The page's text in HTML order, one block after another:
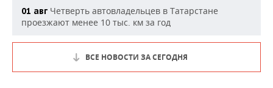
01 авг Четверть автовладельцев в Татарстане
проезжают менее 10 тыс. км за год
ВСЕ НОВОСТИ ЗА СЕГОДНЯ